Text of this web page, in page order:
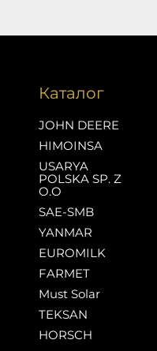
Каталог
JOHN DEERE
HIMOINSA
USARYA
POLSKA SP. Z
O.O
SAE-SMB
YANMAR
EUROMILK
FARMET
Must Solar
TEKSAN
HORSCH